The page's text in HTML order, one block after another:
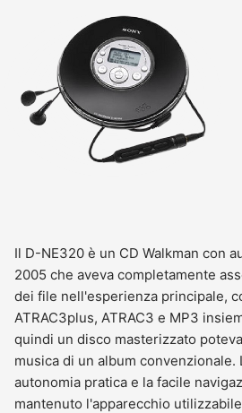
Il D-NE320 è un CD Walkman con
2005 che aveva completamente
dei file nell'esperienza principale,
ATRAC3plus, ATRAC3 e MP3
quindi un disco masterizzato
musica di un album convenzionale.
autonomia pratica e la facile
mantenuto l'apparecchio